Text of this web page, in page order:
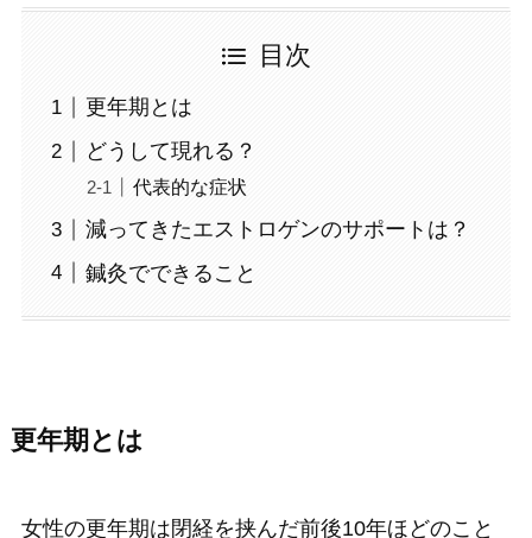
目次
更年期とは
どうして現れる？
代表的な症状
減ってきたエストロゲンのサポートは？
鍼灸でできること
更年期とは
女性の更年期は閉経を挟んだ前後10年ほどのこと